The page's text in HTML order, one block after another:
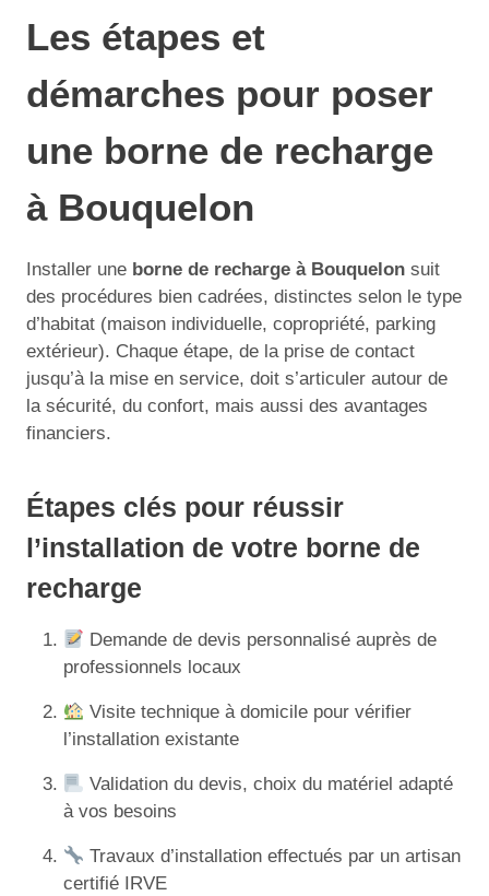
Les étapes et
démarches pour poser
une borne de recharge
à Bouquelon
Installer une borne de recharge à Bouquelon suit
des procédures bien cadrées, distinctes selon le type
d’habitat (maison individuelle, copropriété, parking
extérieur). Chaque étape, de la prise de contact
jusqu’à la mise en service, doit s’articuler autour de
la sécurité, du confort, mais aussi des avantages
financiers.
Étapes clés pour réussir
l’installation de votre borne de
recharge
Demande de devis personnalisé auprès de
professionnels locaux
Visite technique à domicile pour vérifier
l’installation existante
Validation du devis, choix du matériel adapté
à vos besoins
Travaux d’installation effectués par un artisan
certifié IRVE